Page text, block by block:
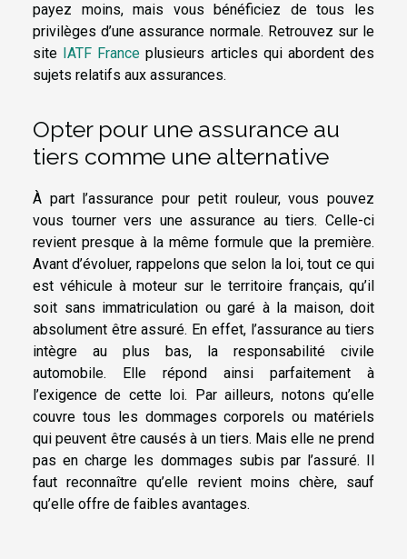
payez moins, mais vous bénéficiez de tous les
privilèges d’une assurance normale. Retrouvez sur le
site IATF France plusieurs articles qui abordent des
sujets relatifs aux assurances.
Opter pour une assurance au
tiers comme une alternative
À part l’assurance pour petit rouleur, vous pouvez
vous tourner vers une assurance au tiers. Celle-ci
revient presque à la même formule que la première.
Avant d’évoluer, rappelons que selon la loi, tout ce qui
est véhicule à moteur sur le territoire français, qu’il
soit sans immatriculation ou garé à la maison, doit
absolument être assuré. En effet, l’assurance au tiers
intègre au plus bas, la responsabilité civile
automobile. Elle répond ainsi parfaitement à
l’exigence de cette loi. Par ailleurs, notons qu’elle
couvre tous les dommages corporels ou matériels
qui peuvent être causés à un tiers. Mais elle ne prend
pas en charge les dommages subis par l’assuré. Il
faut reconnaître qu’elle revient moins chère, sauf
qu’elle offre de faibles avantages.